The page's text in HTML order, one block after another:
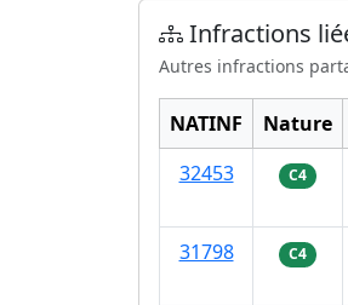
Infractions
Autres infractions
NATINF Nature
32453
C4
31798
C4